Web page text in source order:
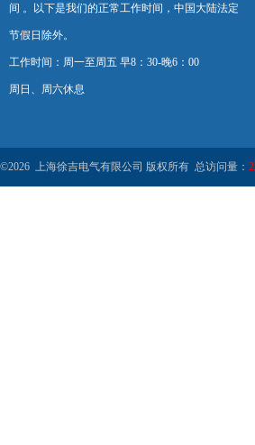
间 。以下是我们的正常工作时间，中国大陆法定
节假日除外。
工作时间：周一至周五 早8：30-晚6：00
周日、周六休息
©2026 上海徐吉电气有限公司 版权所有 总访问量：